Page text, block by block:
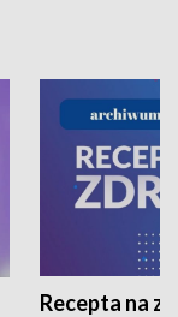
Recepta na